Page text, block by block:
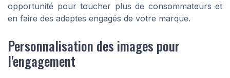
opportunité pour toucher plus de consommateurs et
en faire des adeptes engagés de votre marque.
Personnalisation des images pour
l'engagement